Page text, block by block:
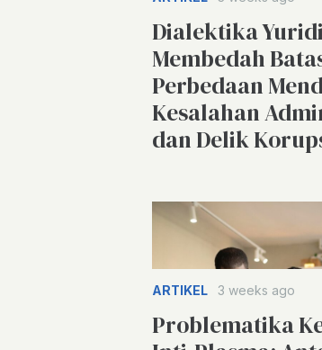
Dialektika
Membedah
Perbedaan
Kesalahan
dan Delik
ARTIKEL 3 weeks ago
Problematika